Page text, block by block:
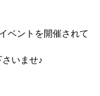
ベントを開催されて
いませ♪